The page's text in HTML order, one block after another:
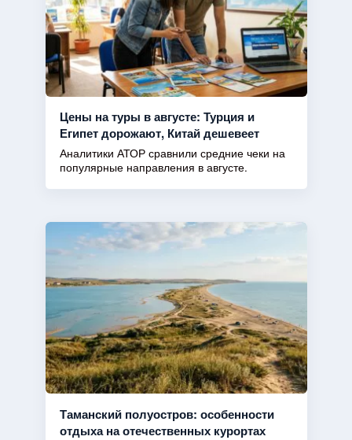
Цены на туры в августе: Турция и
Египет дорожают, Китай дешевеет
Аналитики АТОР сравнили средние чеки на
популярные направления в августе.
Таманский полуостров: особенности
отдыха на отечественных курортах